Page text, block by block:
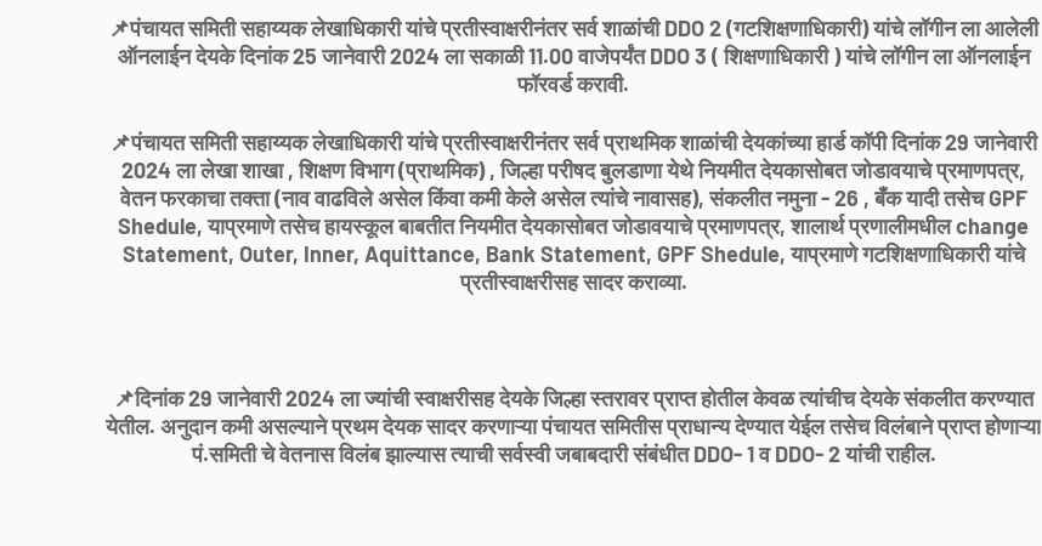
📌पंचायत समिती सहाय्यक लेखाधिकारी यांचे प्रतीस्वाक्षरीनंतर सर्व शाळांची DDO 2 (गटशिक्षणाधिकारी) यांचे लॉगीन ला आलेली
ऑनलाईन देयके दिनांक 25 जानेवारी 2024 ला सकाळी 11.00 वाजेपर्यंत DDO 3 ( शिक्षणाधिकारी ) यांचे लॉगीन ला ऑनलाईन
फॉरवर्ड करावी.
📌पंचायत समिती सहाय्यक लेखाधिकारी यांचे प्रतीस्वाक्षरीनंतर सर्व प्राथमिक शाळांची देयकांच्या हार्ड कॉपी दिनांक 29 जानेवारी
2024 ला लेखा शाखा , शिक्षण विभाग (प्राथमिक) , जिल्हा परीषद बुलडाणा येथे नियमीत देयकासोबत जोडावयाचे प्रमाणपत्र,
वेतन फरकाचा तक्ता (नाव वाढविले असेल किंवा कमी केले असेल त्यांचे नावासह), संकलीत नमुना - 26 , बँक यादी तसेच GPF
Shedule, याप्रमाणे तसेच हायस्कूल बाबतीत नियमीत देयकासोबत जोडावयाचे प्रमाणपत्र, शालार्थ प्रणालीमधील change
Statement, Outer, Inner, Aquittance, Bank Statement, GPF Shedule, याप्रमाणे गटशिक्षणाधिकारी यांचे
प्रतीस्वाक्षरीसह सादर कराव्या.
📌दिनांक 29 जानेवारी 2024 ला ज्यांची स्वाक्षरीसह देयके जिल्हा स्तरावर प्राप्त होतील केवळ त्यांचीच देयके संकलीत करण्यात
येतील. अनुदान कमी असल्याने प्रथम देयक सादर करणाऱ्या पंचायत समितीस प्राधान्य देण्यात येईल तसेच विलंबाने प्राप्त होणाऱ्या
पं.समिती चे वेतनास विलंब झाल्यास त्याची सर्वस्वी जबाबदारी संबंधीत DDO- 1 व DDO- 2 यांची राहील.